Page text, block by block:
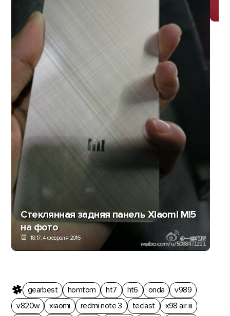
Стеклянная задняя панель Xiaomi Mi5
на фото
18:17, 4 февраля 2016
gearbest homtom ht7 ht6 onda
v989
v820w
xiaomi redmi note 3 teclast
x98 air iii